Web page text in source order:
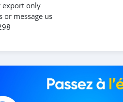
export only
or message us